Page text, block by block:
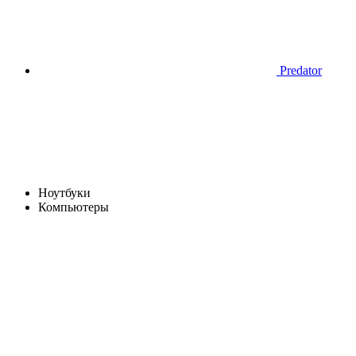
Predator
Ноутбуки
Компьютеры